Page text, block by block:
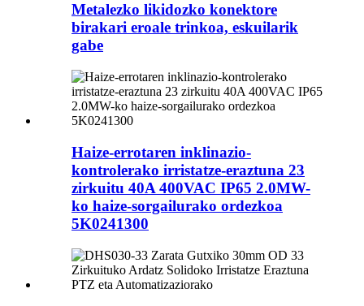
Metalezko likidozko konektore
birakari eroale trinkoa, eskuilarik
gabe
Haize-errotaren inklinazio-
kontrolerako irristatze-eraztuna 23
zirkuitu 40A 400VAC IP65 2.0MW-
ko haize-sorgailurako ordezkoa
5K0241300